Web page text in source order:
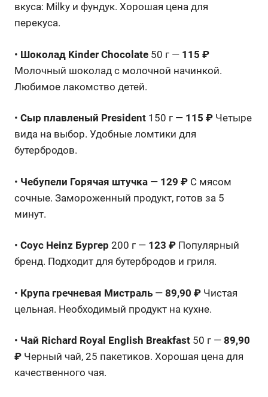
вкуса: Milky и фундук. Хорошая цена для
перекуса.
• Шоколад Kinder Chocolate 50 г — 115 ₽
Молочный шоколад с молочной начинкой.
Любимое лакомство детей.
• Сыр плавленый President 150 г — 115 ₽ Четыре
вида на выбор. Удобные ломтики для
бутербродов.
• Чебупели Горячая штучка — 129 ₽ С мясом
сочные. Замороженный продукт, готов за 5
минут.
• Соус Heinz Бургер 200 г — 123 ₽ Популярный
бренд. Подходит для бутербродов и гриля.
• Крупа гречневая Мистраль — 89,90 ₽ Чистая
цельная. Необходимый продукт на кухне.
• Чай Richard Royal English Breakfast 50 г — 89,90
₽ Черный чай, 25 пакетиков. Хорошая цена для
качественного чая.